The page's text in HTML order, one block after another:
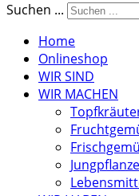
Suchen ...
Home
Onlineshop
WIR SIND
WIR MACHEN